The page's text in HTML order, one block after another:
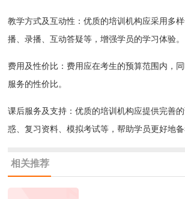
教学方式及互动性：优质的培训机构应采用多
播、录播、互动答疑等，增强学员的学习体验。
费用及性价比：费用应在考生的预算范围内，
服务的性价比。
课后服务及支持：优质的培训机构应提供完善
惑、复习资料、模拟考试等，帮助学员更好地备
相关推荐